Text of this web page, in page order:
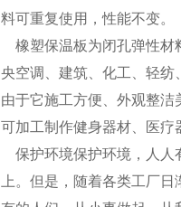
料可重复使用，性能不变。
橡塑保温板为闭孔弹性材
央空调、建筑、化工、轻纺
由于它施工方便、外观整洁
可加工制作健身器材、医疗
保护环境保护环境，人人
上。但是，随着各类工厂